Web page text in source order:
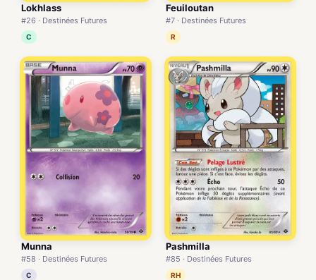
Lokhlass
#26 · Destinées Futures
C
Feuiloutan
#7 · Destinées Futures
R
Munna
#58 · Destinées Futures
C
Pashmilla
#85 · Destinées Futures
RH